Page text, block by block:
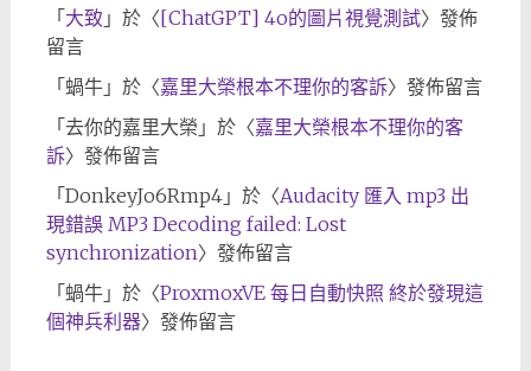
「大致 」於〈[ChatGPT] 4o的圖片視覺測試〉發佈
留言
「蝸牛」於〈嘉里大榮根本不理你的客訴〉發佈留言
「去你的嘉里大榮 」於〈嘉里大榮根本不理你的客
訴〉發佈留言
「DonkeyJo6Rmp4」於〈Audacity 匯入 mp3 出
現錯誤 MP3 Decoding failed: Lost
synchronization〉發佈留言
「蝸牛」於〈ProxmoxVE 每日自動快照 終於發現這
個神兵利器〉發佈留言